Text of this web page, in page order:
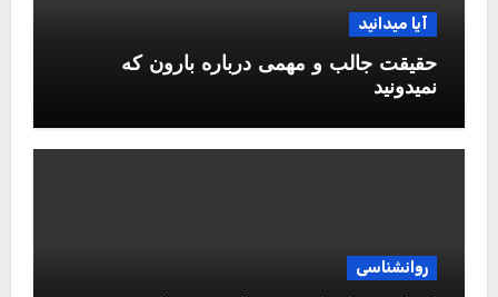
آیا میدانید
حقیقت جالب و مهمی درباره بارون که
نمیدونید
روانشناسی